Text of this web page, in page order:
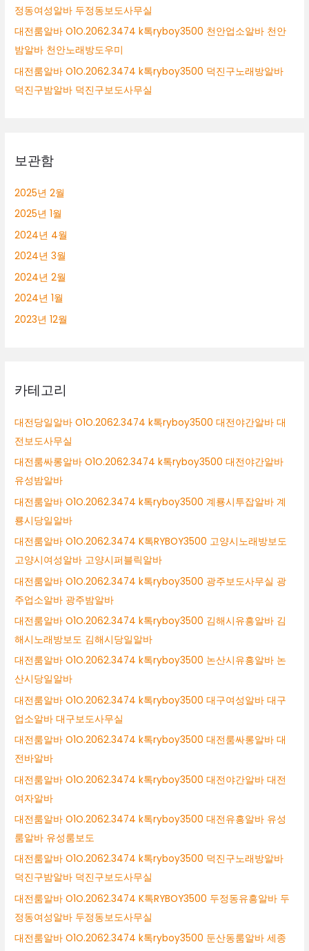
정동여성알바 두정동보도사무실
대전룸알바 O1O.2062.3474 k톡ryboy3500 천안업소알바 천안
밤알바 천안노래방도우미
대전룸알바 O1O.2062.3474 k톡ryboy3500 덕진구노래방알바
덕진구밤알바 덕진구보도사무실
보관함
2025년 2월
2025년 1월
2024년 4월
2024년 3월
2024년 2월
2024년 1월
2023년 12월
카테고리
대전당일알바 O1O.2062.3474 k톡ryboy3500 대전야간알바 대
전보도사무실
대전룸싸롱알바 O1O.2062.3474 k톡ryboy3500 대전야간알바
유성밤알바
대전룸알바 O1O.2062.3474 k톡ryboy3500 계룡시투잡알바 계
룡시당일알바
대전룸알바 O1O.2062.3474 K톡RYBOY3500 고양시노래방보도
고양시여성알바 고양시퍼블릭알바
대전룸알바 O1O.2062.3474 k톡ryboy3500 광주보도사무실 광
주업소알바 광주밤알바
대전룸알바 O1O.2062.3474 k톡ryboy3500 김해시유흥알바 김
해시노래방보도 김해시당일알바
대전룸알바 O1O.2062.3474 k톡ryboy3500 논산시유흥알바 논
산시당일알바
대전룸알바 O1O.2062.3474 k톡ryboy3500 대구여성알바 대구
업소알바 대구보도사무실
대전룸알바 O1O.2062.3474 k톡ryboy3500 대전룸싸롱알바 대
전바알바
대전룸알바 O1O.2062.3474 k톡ryboy3500 대전야간알바 대전
여자알바
대전룸알바 O1O.2062.3474 k톡ryboy3500 대전유흥알바 유성
룸알바 유성룸보도
대전룸알바 O1O.2062.3474 k톡ryboy3500 덕진구노래방알바
덕진구밤알바 덕진구보도사무실
대전룸알바 O1O.2062.3474 K톡RYBOY3500 두정동유흥알바 두
정동여성알바 두정동보도사무실
대전룸알바 O1O.2062.3474 k톡ryboy3500 둔산동룸알바 세종